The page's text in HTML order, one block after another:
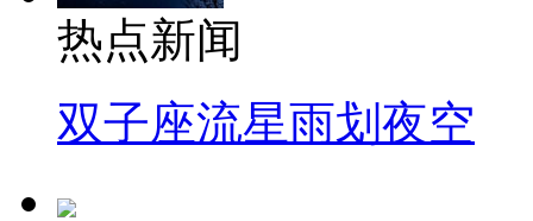
热点新闻
双子座流星雨划夜空